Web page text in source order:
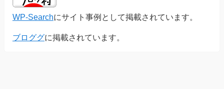
WP-Searchにサイト事例として掲載されています。
ブロググに掲載されています。